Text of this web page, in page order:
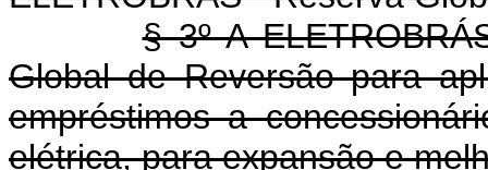
§ 3º A
Global de Reversão para
empréstimos a
elétrica, para expansão e